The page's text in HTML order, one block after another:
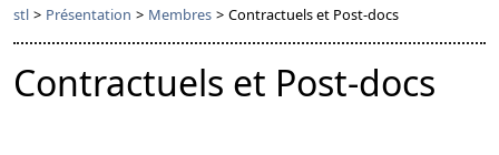
stl > Présentation > Membres > Contractuels et Post-docs
Contractuels et Post-docs